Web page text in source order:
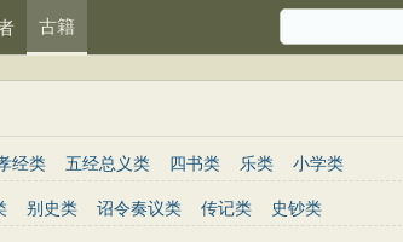
古籍
经类 五经总义类 四书类 乐类 小学类
别史类 诏令奏议类 传记类 史钞类